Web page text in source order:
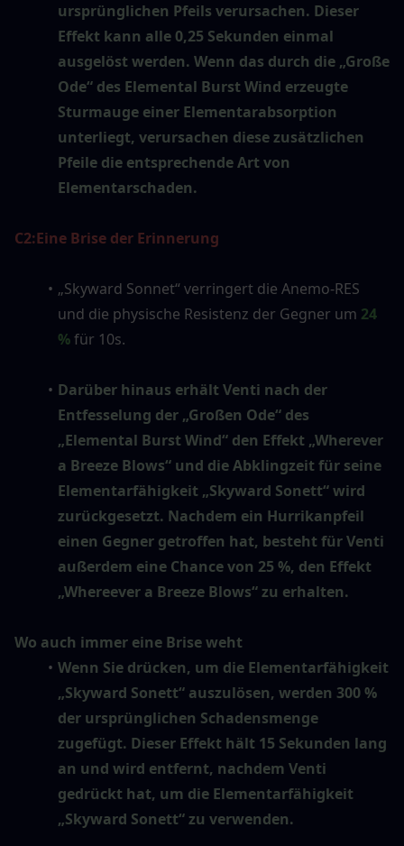
ursprünglichen Pfeils verursachen. Dieser
Effekt kann alle 0,25 Sekunden einmal
ausgelöst werden. Wenn das durch die „Große
Ode“ des Elemental Burst Wind erzeugte
Sturmauge einer Elementarabsorption
unterliegt, verursachen diese zusätzlichen
Pfeile die entsprechende Art von
Elementarschaden.
C2:Eine Brise der Erinnerung
„Skyward Sonnet“ verringert die Anemo-RES
und die physische Resistenz der Gegner um 24
% für 10s.
Darüber hinaus erhält Venti nach der
Entfesselung der „Großen Ode“ des
„Elemental Burst Wind“ den Effekt „Wherever
a Breeze Blows“ und die Abklingzeit für seine
Elementarfähigkeit „Skyward Sonett“ wird
zurückgesetzt. Nachdem ein Hurrikanpfeil
einen Gegner getroffen hat, besteht für Venti
außerdem eine Chance von 25 %, den Effekt
„Whereever a Breeze Blows“ zu erhalten.
Wo auch immer eine Brise weht
Wenn Sie drücken, um die Elementarfähigkeit
„Skyward Sonett“ auszulösen, werden 300 %
der ursprünglichen Schadensmenge
zugefügt. Dieser Effekt hält 15 Sekunden lang
an und wird entfernt, nachdem Venti
gedrückt hat, um die Elementarfähigkeit
„Skyward Sonett“ zu verwenden.